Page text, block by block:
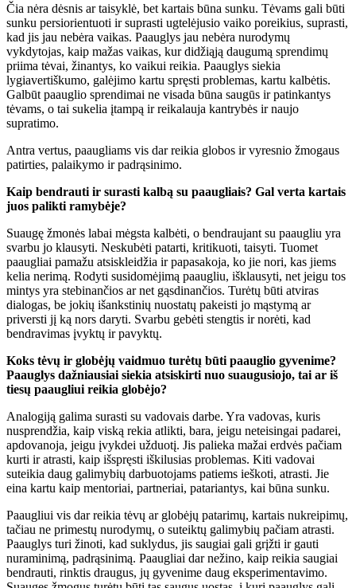
Čia nėra dėsnis ar taisyklė, bet kartais būna sunku. Tėvams gali būti
sunku persiorientuoti ir suprasti ugtelėjusio vaiko poreikius, suprasti,
kad jis jau nebėra vaikas. Paauglys jau nebėra nurodymų
vykdytojas, kaip mažas vaikas, kur didžiąją daugumą sprendimų
priima tėvai, žinantys, ko vaikui reikia. Paauglys siekia
lygiavertiškumo, galėjimo kartu spręsti problemas, kartu kalbėtis.
Galbūt paauglio sprendimai ne visada būna saugūs ir patinkantys
tėvams, o tai sukelia įtampą ir reikalauja kantrybės ir naujo
supratimo.
Antra vertus, paaugliams vis dar reikia globos ir vyresnio žmogaus
patirties, palaikymo ir padrąsinimo.
Kaip bendrauti ir surasti kalbą su paaugliais? Gal verta kartais
juos palikti ramybėje?
Suaugę žmonės labai mėgsta kalbėti, o bendraujant su paaugliu yra
svarbu jo klausyti. Neskubėti patarti, kritikuoti, taisyti. Tuomet
paaugliai pamažu atsiskleidžia ir papasakoja, ko jie nori, kas jiems
kelia nerimą. Rodyti susidomėjimą paaugliu, išklausyti, net jeigu tos
mintys yra stebinančios ar net gąsdinančios. Turėtų būti atviras
dialogas, be jokių išankstinių nuostatų pakeisti jo mąstymą ar
priversti jį ką nors daryti. Svarbu gebėti stengtis ir norėti, kad
bendravimas įvyktų ir pavyktų.
Koks tėvų ir globėjų vaidmuo turėtų būti paauglio gyvenime?
Paauglys dažniausiai siekia atsiskirti nuo suaugusiojo, tai ar iš
tiesų paaugliui reikia globėjo?
Analogiją galima surasti su vadovais darbe. Yra vadovas, kuris
nusprendžia, kaip viską rekia atlikti, bara, jeigu neteisingai padarei,
apdovanoja, jeigu įvykdei užduotį. Jis palieka mažai erdvės pačiam
kurti ir atrasti, kaip išspręsti iškilusias problemas. Kiti vadovai
suteikia daug galimybių darbuotojams patiems ieškoti, atrasti. Jie
eina kartu kaip mentoriai, partneriai, patariantys, kai būna sunku.
Paaugliui vis dar reikia tėvų ar globėjų patarimų, kartais nukreipimų,
tačiau ne primestų nurodymų, o suteiktų galimybių pačiam atrasti.
Paauglys turi žinoti, kad suklydus, jis saugiai gali grįžti ir gauti
nuraminimą, padrąsinimą. Paaugliai dar nežino, kaip reikia saugiai
bendrauti, rinktis draugus, jų gyvenime daug eksperimentavimo.